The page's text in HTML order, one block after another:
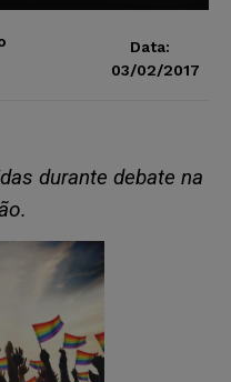
Data:
03/02/2017
durante debate na